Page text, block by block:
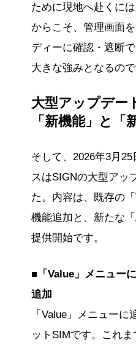
ために現地へ赴くに
からこそ、管理画面
ディーに確認・遮断
大きな強みとなるので
大型アップデー
「新機能」と「
そして、2026年3月
スはSIGNの大型アッ
た。内容は、既存の
機能追加と、新たな
提供開始です。
■「Value」メニュー
追加
「Value」メニュー
ットSIMです。これ